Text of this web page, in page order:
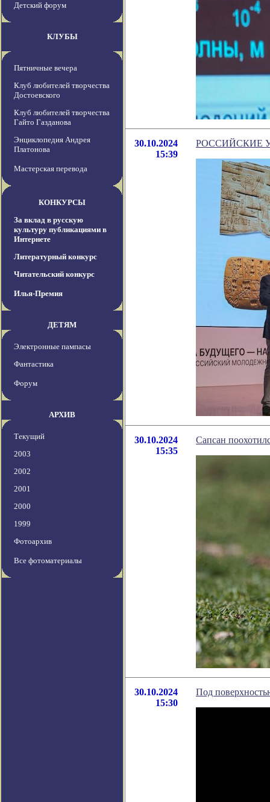
Детский форум
КЛУБЫ
Пятничные вечера
Клуб любителей творчества
Достоевского
Клуб любителей творчества
Гайто Газданова
Энциклопедия Андрея
Платонова
Мастерская перевода
КОНКУРСЫ
За вклад в русскую
культуру публикациями в
Интернете
Литературный конкурс
Читательский конкурс
Илья-Премия
ДЕТЯМ
Электронные пампасы
Фантастика
Форум
АРХИВ
Текущий
2003
2002
2001
2000
1999
Фотоархив
Все фотоматериалы
30.10.2024
15:39
РОССИЙСКИЕ
30.10.2024
15:35
Сапсан
30.10.2024
15:30
Под